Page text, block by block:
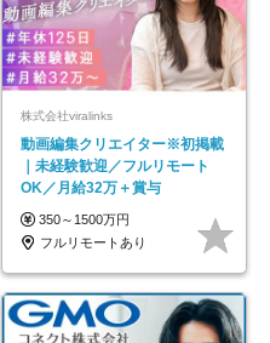
株式会社viralinks
動画編集クリエイター※初掲載
｜未経験歓迎／フルリモート
OK／月給32万＋賞与
350～1500万円
フルリモートあり